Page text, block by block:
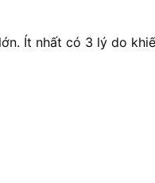
Ít nhất có 3 lý do